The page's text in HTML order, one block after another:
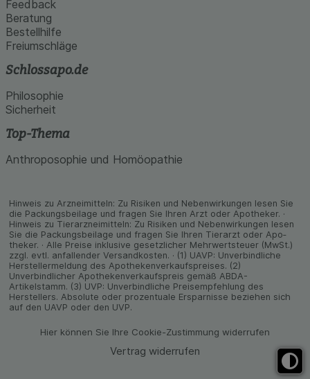
Feedback
Beratung
Bestellhilfe
Freiumschläge
Schlossapo.de
Philosophie
Sicherheit
Top-Thema
Anthroposophie und Homöopathie
Hinweis zu Arzneimitteln: Zu Risiken und Neben­wirkungen lesen Sie
die Packungs­beilage und fragen Sie Ihren Arzt oder Apo­theker. ·
Hinweis zu Tier­arz­nei­mitteln: Zu Risiken und Neben­wirkungen lesen
Sie die Packungs­beilage und fragen Sie Ihren Tier­arzt oder Apo­
theker. · Alle Preise inklusive gesetz­licher Mehrwertsteuer (MwSt.)
zzgl. evtl. anfallender Versand­kosten. · (1) UAVP: Unverbindliche
Herstellermeldung des Apothekenverkaufspreises. (2)
Unverbindlicher Apothekenverkaufspreis gemäß ABDA-
Artikelstamm. (3) UVP: Unverbindliche Preisempfehlung des
Herstellers. Absolute oder prozentuale Ersparnisse beziehen sich
auf den UAVP oder den UVP.
Hier können Sie Ihre Cookie-Zustimmung widerrufen
Vertrag widerrufen